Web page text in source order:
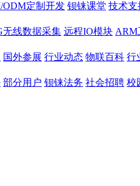
ODM定制开发 钡铼课堂 技术支
无线数据采集 远程IO模块 ARM
国外参展 行业动态 物联百科 行
部分用户 钡铼法务 社会招聘 校